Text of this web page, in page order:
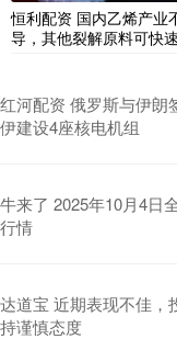
恒利配资 国内乙烯产业
导，其他裂解原料可快
红河配资 俄罗斯与伊朗
伊建设4座核电机组
牛来了 2025年10月4日
行情
达道宝 近期表现不佳，
持谨慎态度